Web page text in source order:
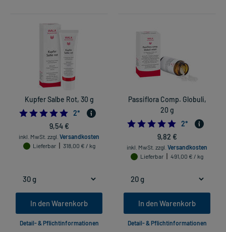
Kupfer Salbe Rot, 30 g
5.0
2*
9,54 €
inkl. MwSt. zzgl. Versandkosten
Lieferbar
318,00 € / kg
In den Warenkorb
Detail- & Pflichtinformationen
Passiflora Comp. Globuli,
20 g
5.0
2*
9,82 €
inkl. MwSt. zzgl. Versandkosten
Lieferbar
491,00 € / kg
In den Warenkorb
Detail- & Pflichtinformationen